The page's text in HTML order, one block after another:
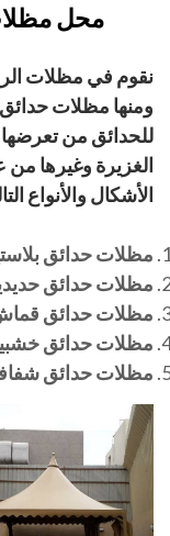
محل
نقوم في مظلات
ومنها مظلات حدائق
للحدائق من
الغزيرة وغيرها من
الأشكال والأنواع
مظلات حدائق
مظلات حدائق
مظلات حدائق
مظلات حدائق
مظلات حدائق